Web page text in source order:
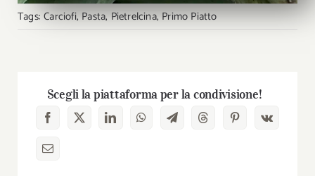
Tags:Carciofi,Pasta,Pietrelcina,Primo Piatto
Scegli la piattaforma per la condivisione!